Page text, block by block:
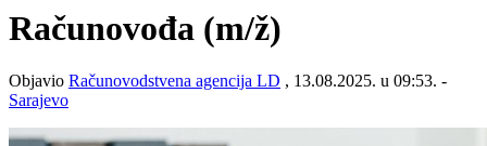
Računovođa (m/ž)
Objavio Računovodstvena agencija LD , 13.08.2025. u 09:53. -
Sarajevo